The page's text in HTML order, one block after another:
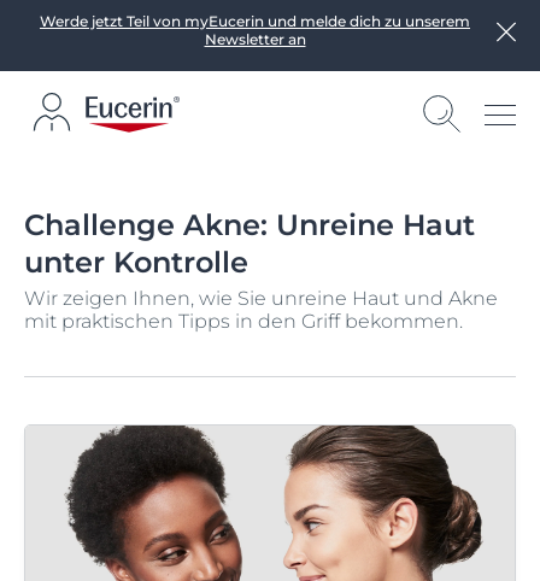
Werde jetzt Teil von myEucerin und melde dich zu unserem
Newsletter an
Challenge Akne: Unreine Haut
unter Kontrolle
Wir zeigen Ihnen, wie Sie unreine Haut und Akne
mit praktischen Tipps in den Griff bekommen.